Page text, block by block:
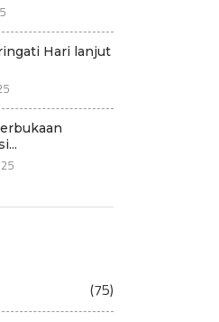
Hari lanjut
(75)